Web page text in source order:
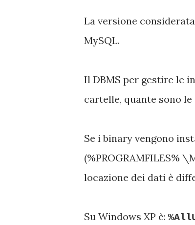
La versione
MySQL.
Il DBMS per gestire le
cartelle, quante sono
Se i binary vengono
(%PROGRAMFILES%
locazione dei dati è
Su Windows XP è: